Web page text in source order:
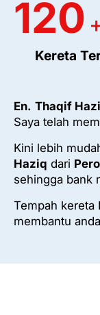
Kereta
120
En. Thaqif
Saya telah
Kini lebih
Haziq dari
sehingga bank
Tempah kereta
membantu